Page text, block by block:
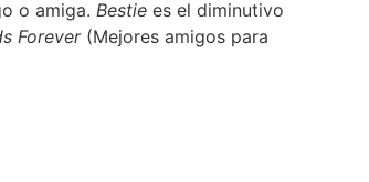
o amiga. Bestie es el diminutivo
Forever(Mejores amigos para